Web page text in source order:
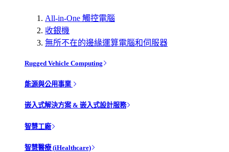
All-in-One 觸控電腦
收銀機
無所不在的邊緣運算電腦和伺服器
Rugged Vehicle Computing
能源與公用事業
嵌入式解決方案 & 嵌入式設計服務
智慧工廠
智慧醫療 (iHealthcare)